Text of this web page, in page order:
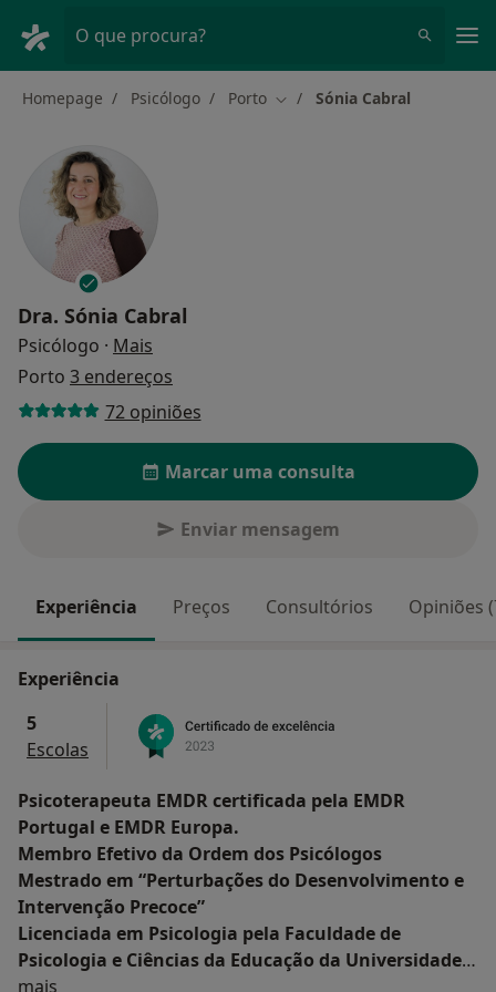
O que procura?
Homepage Psicólogo Porto Mudar de cidade
Sónia Cabral
Dra. Sónia Cabral
Psicólogo · Mais
Porto 3 endereços
72 opiniões
Marcar uma consulta
Enviar mensagem
Experiência Preços Consultórios Opiniões
Experiência
5
Escolas
Psicoterapeuta EMDR certificada pela EMDR
Portugal e EMDR Europa.
Membro Efetivo da Ordem dos Psicólogos
Mestrado em “Perturbações do Desenvolvimento e
Intervenção Precoce”
Licenciada em Psicologia pela Faculdade de
Psicologia e Ciências da Educação da Universidade
do Porto
mais